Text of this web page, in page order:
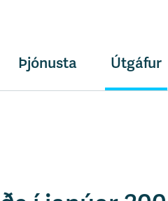
Þjónusta Útgáfur